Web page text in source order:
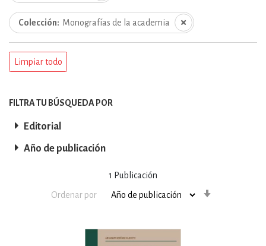
1 Publicación
Ordenar por
Colección Monografías de la academia
Limpiar todo
FILTRA TU BÚSQUEDA POR
Editorial
Año de publicación